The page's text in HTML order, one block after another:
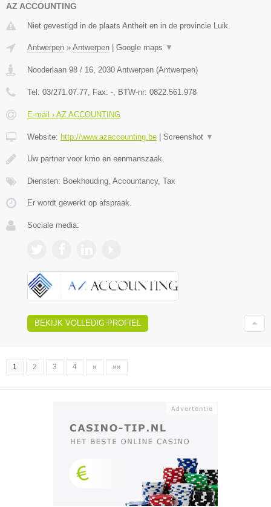
AZ ACCOUNTING
Niet gevestigd in de plaats Antheit en in de provincie Luik.
Antwerpen » Antwerpen | Google maps ▼
Nooderlaan 98 / 16 2030 Antwerpen (Antwerpen)
Tel: 03/271.07.77 , Fax: - , BTW-nr: 0822.561.978
E-mail › AZ ACCOUNTING
Website: http://www.azaccounting.be | Screenshot ▼
Uw partner voor kmo en eenmanszaak.
Diensten: Boekhouding, Accountancy, Tax
Er wordt gewerkt op afspraak.
Sociale media:
BEKIJK VOLLEDIG PROFIEL
1 2 3 4 » »»